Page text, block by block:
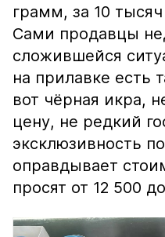
грамм, за 10
Сами продавцы
сложившейся
на прилавке есть
вот чёрная икра,
цену, не редкий
эксклюзивность
оправдывает
просят от 12 500